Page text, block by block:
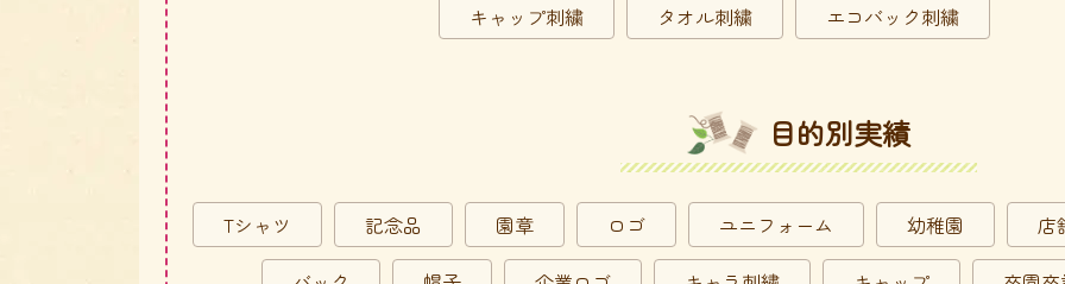
キャップ刺繍
タオル刺繍 エコバック刺繍
目的別実績
Tシャツ 記念品 園章 ロゴ ユニフォーム 幼稚園
店